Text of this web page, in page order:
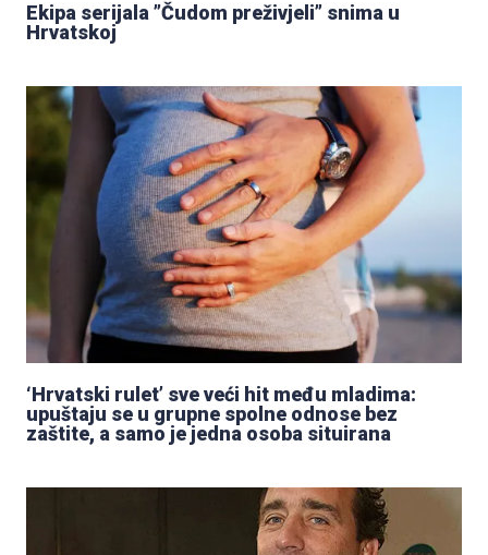
Ekipa serijala ”Čudom preživjeli” snima u
Hrvatskoj
‘Hrvatski rulet’ sve veći hit među mladima:
upuštaju se u grupne spolne odnose bez
zaštite, a samo je jedna osoba situirana